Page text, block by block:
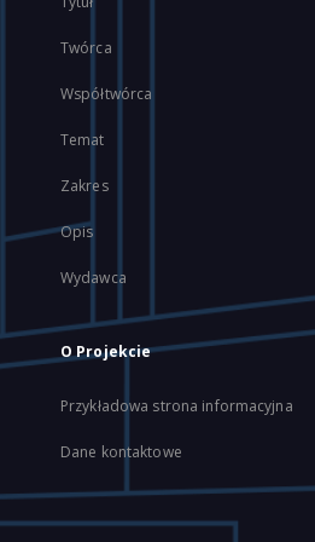
Twórca
Współtwórca
Temat
Zakres
Opis
Wydawca
O Projekcie
Przykładowa strona informacyjna
Dane kontaktowe